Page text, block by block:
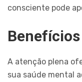
consciente pode
A atenção plena
sua saúde mental